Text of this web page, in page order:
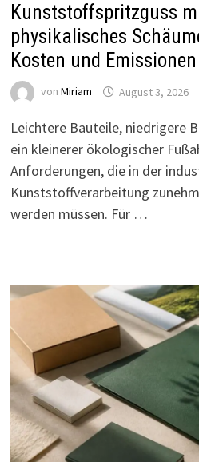
Kunststoffspritzguss
physikalisches
Kosten und
von Miriam August 3, 2026
Leichtere Bauteile, niedrigere
ein kleinerer ökologischer
Anforderungen, die in der
Kunststoffverarbeitung
werden müssen. Für …